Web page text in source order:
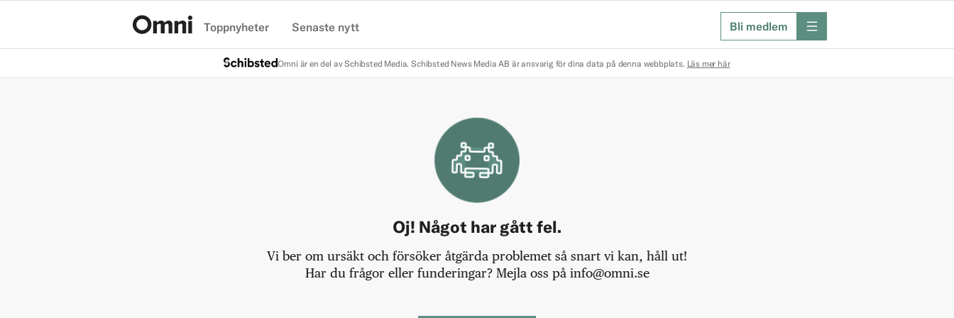
Toppnyheter Senaste nytt Bli medlem meny
Omni är en del av Schibsted Media. Schibsted News Media AB är ansvarig för dina data på denna webbplats. Läs mer här
Oj! Något har gått fel.
Vi ber om ursäkt och försöker åtgärda problemet så snart vi kan, håll ut!
Har du frågor eller funderingar? Mejla oss på info@omni.se